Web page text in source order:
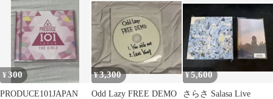
¥300
PRODUCE101JAPAN
¥3,300
Odd Lazy FREE DEMO
¥5,600
さらさ Salasa Live